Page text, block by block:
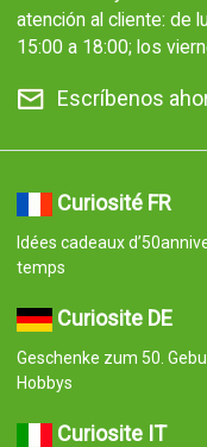
atención al cliente: de
15:00 a 18:00; los
Escríbenos
Curiosité FR
Idées cadeaux
temps
Curiosite DE
Geschenke zum 50.
Hobbys
Curiosite IT